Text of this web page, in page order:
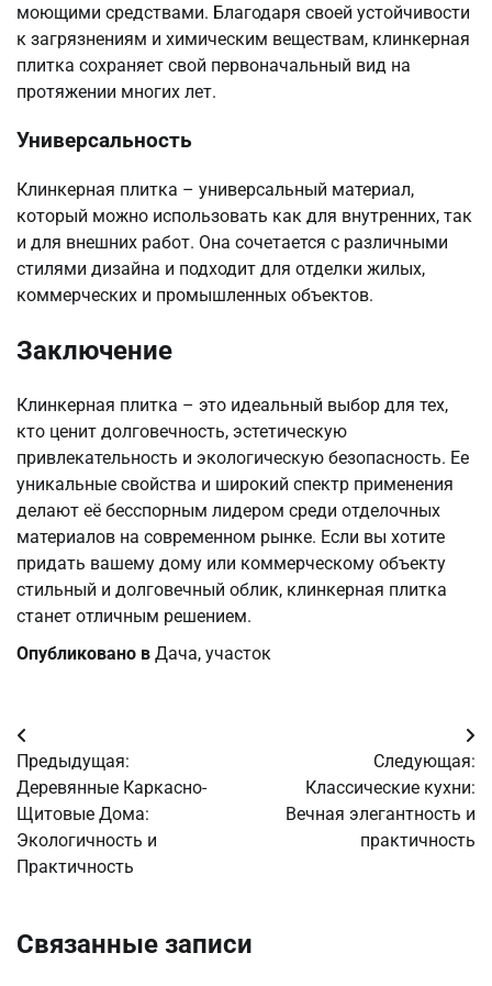
моющими средствами. Благодаря своей устойчивости
к загрязнениям и химическим веществам, клинкерная
плитка сохраняет свой первоначальный вид на
протяжении многих лет.
Универсальность
Клинкерная плитка – универсальный материал,
который можно использовать как для внутренних, так
и для внешних работ. Она сочетается с различными
стилями дизайна и подходит для отделки жилых,
коммерческих и промышленных объектов.
Заключение
Клинкерная плитка – это идеальный выбор для тех,
кто ценит долговечность, эстетическую
привлекательность и экологическую безопасность. Ее
уникальные свойства и широкий спектр применения
делают её бесспорным лидером среди отделочных
материалов на современном рынке. Если вы хотите
придать вашему дому или коммерческому объекту
стильный и долговечный облик, клинкерная плитка
станет отличным решением.
Опубликовано в Дача, участок
Навигация
по
записям
Предыдущая:
Деревянные Каркасно-
Щитовые Дома:
Экологичность и
Практичность
Следующая:
Классические кухни:
Вечная элегантность и
практичность
Связанные записи